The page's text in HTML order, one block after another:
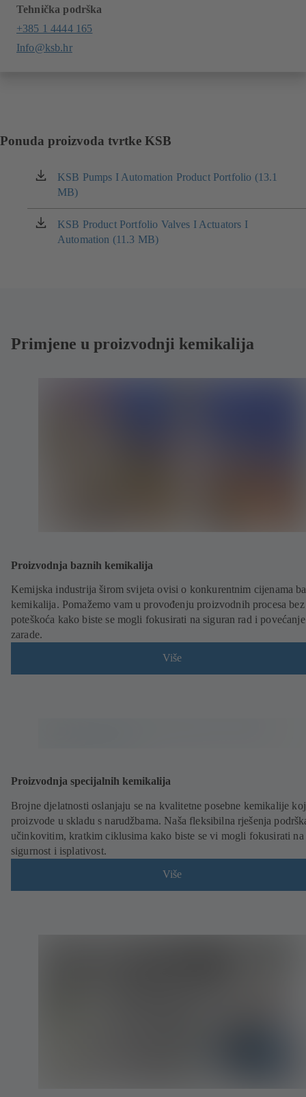
Tehnička podrška
+385 1 4444 165
Info@ksb.hr
Ponuda proizvoda tvrtke KSB
KSB Pumps I Automation Product Portfolio (13.1
MB)
(otvara
se
u
novoj
kartici)
KSB Product Portfolio Valves I Actuators I
Automation (11.3 MB)
(otvara
se
Primjene u proizvodnji kemikalija
Proizvodnja baznih kemikalija
Kemijska industrija širom svijeta ovisi o konkurentnim cijenama
kemikalija. Pomažemo vam u provođenju proizvodnih procesa bez
poteškoća kako biste se mogli fokusirati na siguran rad i povećanje
zarade.
Više
Proizvodnja specijalnih kemikalija
Brojne djelatnosti oslanjaju se na kvalitetne posebne kemikalije
proizvode u skladu s narudžbama. Naša fleksibilna rješenja
učinkovitim, kratkim ciklusima kako biste se vi mogli fokusirati na
sigurnost i isplativost.
Više